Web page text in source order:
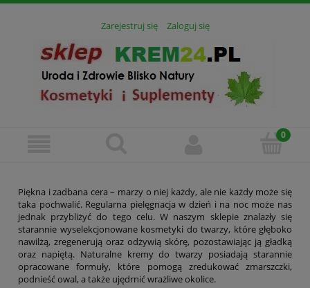
Zarejestruj się Zaloguj się
Piękna i zadbana cera – marzy o niej każdy, ale nie każdy może się
taka pochwalić. Regularna pielęgnacja w dzień i na noc może nas
jednak przybliżyć do tego celu. W naszym sklepie znalazły się
starannie wyselekcjonowane kosmetyki do twarzy, które głęboko
nawilżą, zregenerują oraz odżywią skórę, pozostawiając ją gładką
oraz napiętą. Naturalne kremy do twarzy posiadają starannie
opracowane formuły, które pomogą zredukować zmarszczki,
podnieść owal, a także ujędrnić wrażliwe okolice.